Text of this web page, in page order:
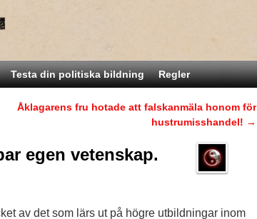
Testa din politiska bildning Regler
Åklagarens fru hotade att falskanmäla honom för
hustrumisshandel! →
egen vetenskap.
av det som lärs ut på högre utbildningar inom